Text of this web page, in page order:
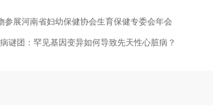
参展河南省妇幼保健协会生育保健专委会年会
谜团：罕见基因变异如何导致先天性心脏病？